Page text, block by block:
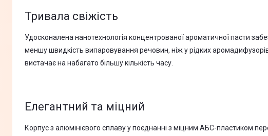
Тривала свіжість
Удосконалена нанотехнологія концентрованої ароматичної пасти
меншу швидкість випаровування речовин, ніж у рідких
вистачає на набагато більшу кількість часу.
Елегантний та міцний
Корпус з алюмінієвого сплаву у поєднанні з міцним АБС-пластиком